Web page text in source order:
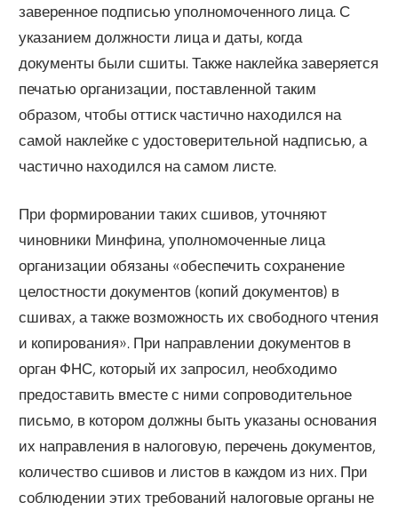
заверенное подписью уполномоченного лица. С
указанием должности лица и даты, когда
документы были сшиты. Также наклейка заверяется
печатью организации, поставленной таким
образом, чтобы оттиск частично находился на
самой наклейке с удостоверительной надписью, а
частично находился на самом листе.
При формировании таких сшивов, уточняют
чиновники Минфина, уполномоченные лица
организации обязаны «обеспечить сохранение
целостности документов (копий документов) в
сшивах, а также возможность их свободного чтения
и копирования». При направлении документов в
орган ФНС, который их запросил, необходимо
предоставить вместе с ними сопроводительное
письмо, в котором должны быть указаны основания
их направления в налоговую, перечень документов,
количество сшивов и листов в каждом из них. При
соблюдении этих требований налоговые органы не